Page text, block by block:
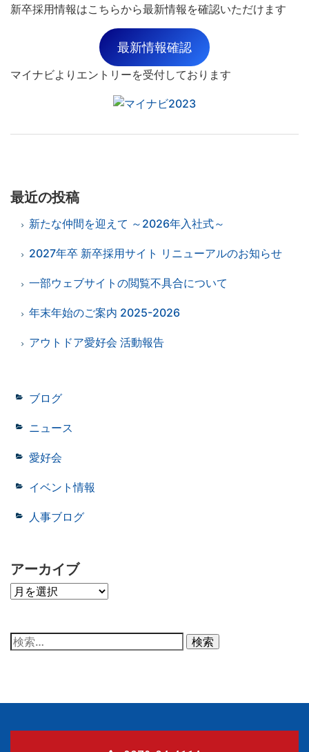
新卒採用情報はこちらから最新情報を確認いただけます
最新情報確認
マイナビよりエントリーを受付しております
最近の投稿
新たな仲間を迎えて ～2026年入社式～
2027年卒 新卒採用サイト リニューアルのお知らせ
一部ウェブサイトの閲覧不具合について
年末年始のご案内 2025-2026
アウトドア愛好会 活動報告
ブログ
ニュース
愛好会
イベント情報
人事ブログ
アーカイブ
ア
ー
ブ
検
索: